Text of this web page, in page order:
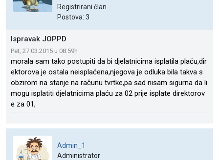
Registrirani član
Postova: 3
Ispravak JOPPD
Pet, 27.03.2015 u 08:59h
morala sam tako postupiti da bi djelatnicima isplatila plaću,dir
ektorova je ostala neisplaćena,njegova je odluka bila takva s
obzirom na stanje na računu tvrtke,pa sad nisam sigurna da li
mogu isplatiti djelatnicima plaću za 02 prije isplate direktorov
e za 01,
Admin_1
Administrator